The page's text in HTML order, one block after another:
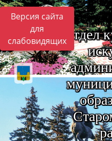
Версия сайта
для
слабовидящих Отдел